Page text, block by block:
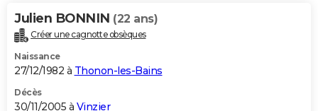
Julien BONNIN (22 ans)
Créer une cagnotte obsèques
Naissance
27/12/1982 à Thonon-les-Bains
Décès
30/11/2005 à Vinzier